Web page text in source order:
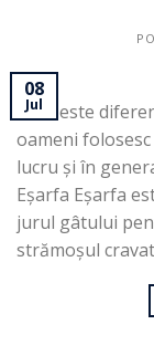
08
Jul
Care este
oameni
lucru și în
Eșarfa Eșarfa
jurul gâtului
strămoșul